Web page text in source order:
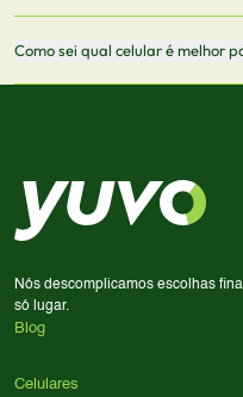
comissão sem custo
Sim! Você pode
Como sei qual celular é melhor
processador e bateria são
para encontrar o celular
Nós descomplicamos escolhas
só lugar.
Blog
Celulares